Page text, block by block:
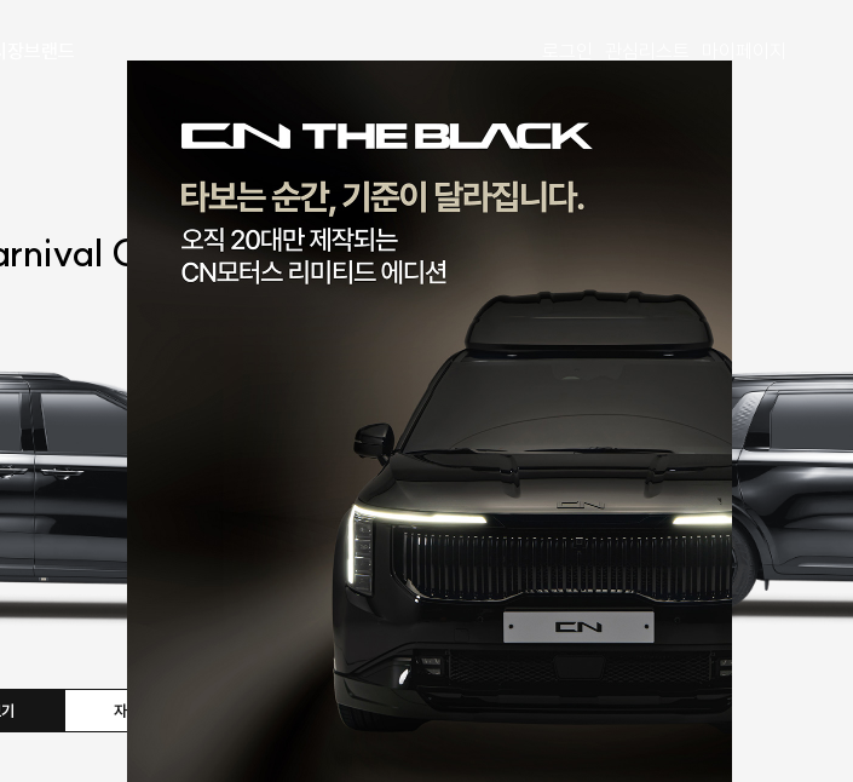
CN CarnivalCL9
내 차 견적 알아보기